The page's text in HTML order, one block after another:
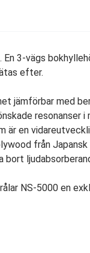
En 3-vägs
efter.
jämförbar med
resonanser
är en
från Japansk
NS-5000 en